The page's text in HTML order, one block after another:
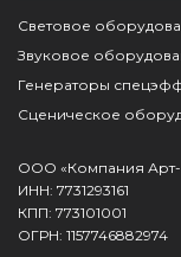
Световое
Звуковое
Генераторы
Сценическое
ООО «Компания
ИНН: 7731293161
КПП: 773101001
ОГРН: 1157746882974